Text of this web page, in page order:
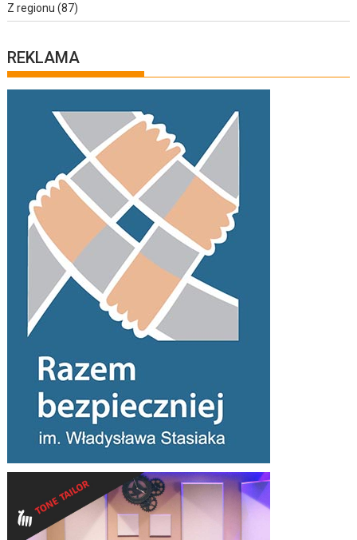
Z regionu (87)
REKLAMA